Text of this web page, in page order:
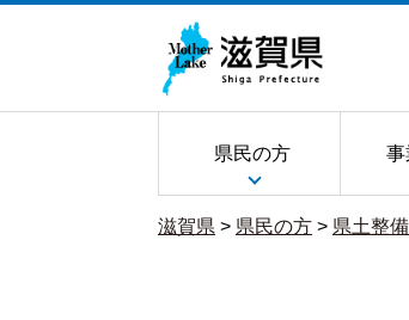
県民の方 事
滋賀県 > 県民の方 > 県土整